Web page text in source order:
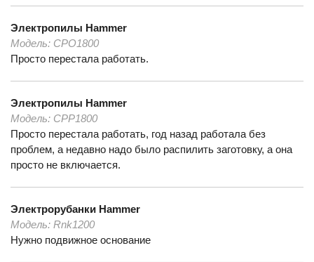
Электропилы Hammer
Модель: CPO1800
Просто перестала работать.
Электропилы Hammer
Модель: CPP1800
Просто перестала работать, год назад работала без
проблем, а недавно надо было распилить заготовку, а она
просто не включается.
Электрорубанки Hammer
Модель: Rnk1200
Нужно подвижное основание